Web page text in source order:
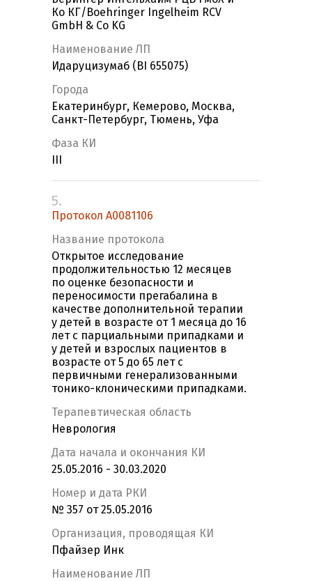
Ко КГ/Boehringer Ingelheim RCV
GmbH & Co KG
Наименование ЛП
Идаруцизумаб (BI 655075)
Города
Екатеринбург, Кемерово, Москва,
Санкт-Петербург, Тюмень, Уфа
Фаза КИ
5.
Протокол A0081106
Название протокола
Открытое исследование
продолжительностью 12 месяцев
по оценке безопасности и
переносимости прегабалина в
качестве дополнительной терапии
у детей в возрасте от 1 месяца до 16
лет с парциальными припадками и
у детей и взрослых пациентов в
возрасте от 5 до 65 лет с
первичными генерализованными
тонико-клоническими припадками.
Терапевтическая область
Неврология
Дата начала и окончания КИ
25.05.2016 - 30.03.2020
Номер и дата РКИ
№ 357 от 25.05.2016
Организация, проводящая КИ
Пфайзер Инк
Наименование ЛП